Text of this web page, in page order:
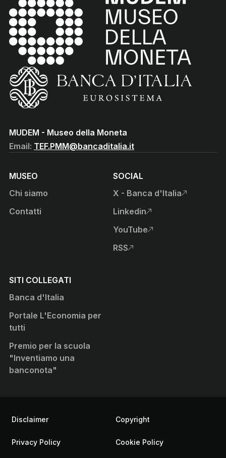
(torna all'home page)
MUDEM - Museo della Moneta
Email: TEF.PMM@bancaditalia.it
MUSEO
Chi siamo
Contatti
SOCIAL
X - Banca d'Italia
, apre sito esterno in nuova
Linkedin
, apre sito esterno in nuova
YouTube
, apre sito esterno in nuova
RSS
, apre sito esterno in nuova
SITI COLLEGATI
Banca d'Italia
Portale L'Economia per
tutti
Premio per la scuola
"Inventiamo una
banconota"
Informazioni Legali
Disclaimer Copyright
Privacy Policy Cookie Policy